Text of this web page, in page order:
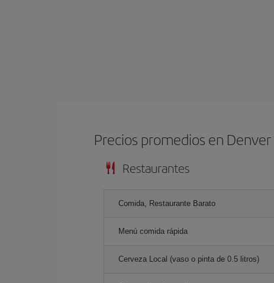
Precios promedios en Denver
Restaurantes
Comida, Restaurante Barato
Menú comida rápida
Cerveza Local (vaso o pinta de 0.5 litros)